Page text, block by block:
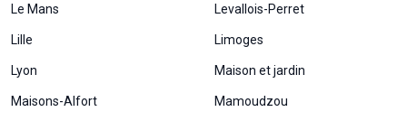
Le Mans Levallois-Perret
Lille Limoges
Lyon Maison et jardin
Maisons-Alfort Mamoudzou